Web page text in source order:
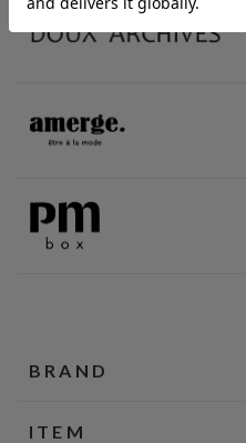
BRAND
ITEM